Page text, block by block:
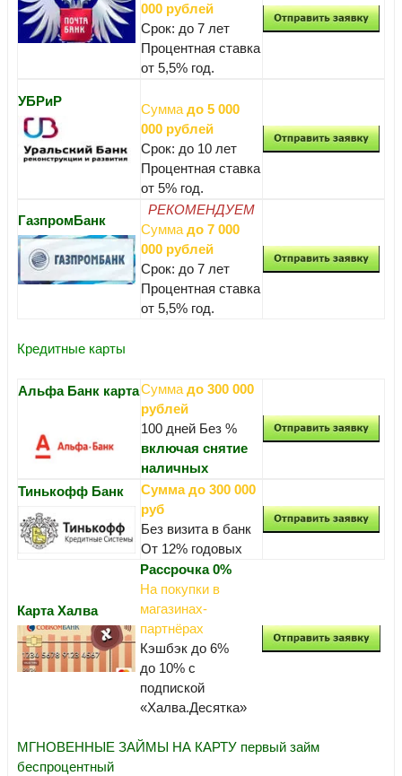
000 рублей
Срок: до 7 лет
Процентная ставка
от 5,5% год.
УБРиР
Суммадо 5 000
000 рублей
Срок: до 10 лет
Процентная ставка
от 5% год.
ГазпромБанк
РЕКОМЕНДУЕМ
Суммадо 7 000
000 рублей
Срок: до 7 лет
Процентная ставка
от 5,5% год.
Кредитные карты
Альфа Банк картаСуммадо 300 000
рублей
100 дней Без %
включая снятие
наличных
Тинькофф Банк
Сумма до 300 000
руб
Без визита в банк
От 12% годовых
Карта Халва
Рассрочка 0%
На покупки в
магазинах-
партнёрах
Кэшбэк до 6%
до 10% с
подпиской
«Халва.Десятка»
МГНОВЕННЫЕ ЗАЙМЫ НА КАРТУ первый займ
беспроцентный